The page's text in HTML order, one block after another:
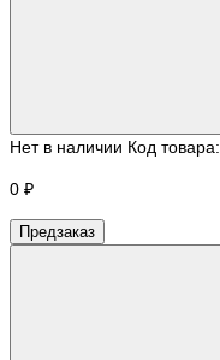
Нет в наличии Код товара:
0 ₽
Предзаказ